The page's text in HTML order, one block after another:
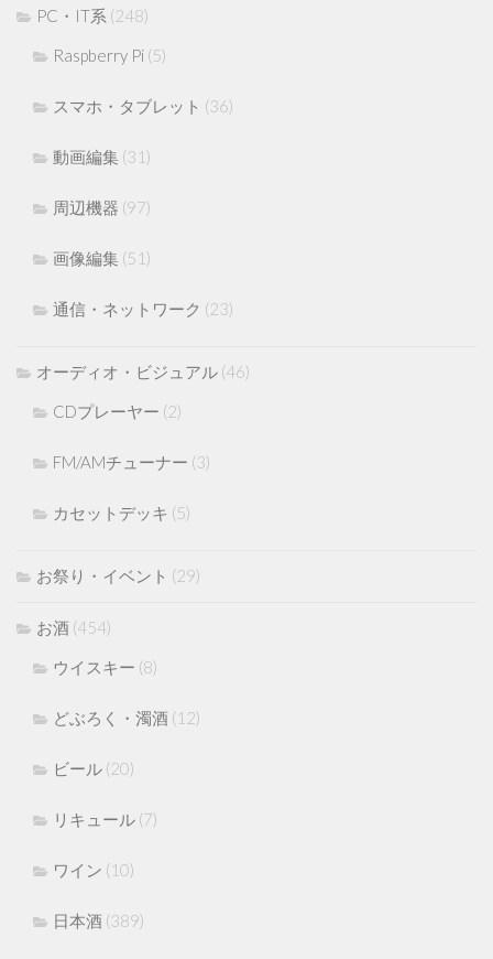
PC・IT系 (248)
Raspberry Pi (5)
スマホ・タブレット (36)
動画編集 (31)
周辺機器 (97)
画像編集 (51)
通信・ネットワーク (23)
オーディオ・ビジュアル (46)
CDプレーヤー (2)
FM/AMチューナー (3)
カセットデッキ (5)
お祭り・イベント (29)
お酒 (454)
ウイスキー (8)
どぶろく・濁酒 (12)
ビール (20)
リキュール (7)
ワイン (10)
日本酒 (389)